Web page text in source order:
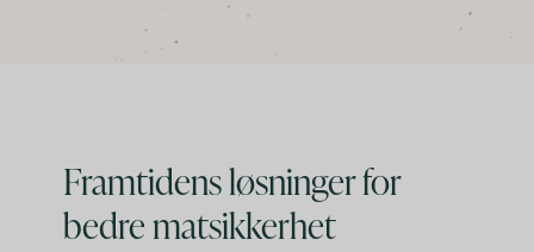
Framtidens løsninger for
bedre matsikkerhet